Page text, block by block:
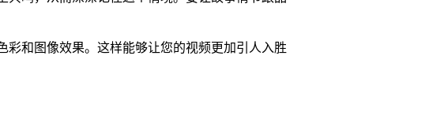
和图像效果。这样能够让您的视频更加引人入胜